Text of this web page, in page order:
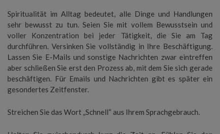
Spiritualität im Alltag bedeutet, alle Dinge und Handlungen
sehr bewusst zu tun. Seien Sie mit vollem Bewusstsein und
voller Konzentration bei jeder Tätigkeit, die Sie am Tag
durchführen. Versinken Sie vollständig in Ihre Beschäftigung.
Lassen Sie E-Mails und sonstige Nachrichten zwar eintreffen
aber schließen Sie erst den Prozess ab, mit dem Sie sich gerade
beschäftigen. Für Emails und Nachrichten gibt es später ein
gesondertes Zeitfenster.
Streichen Sie das Wort „Schnell“ aus Ihrem Sprachgebrauch.